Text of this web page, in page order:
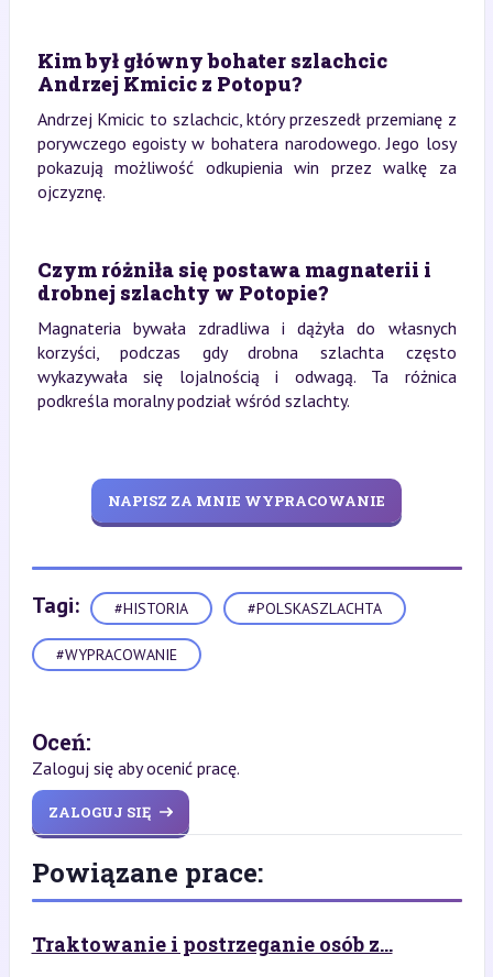
Kim był główny bohater szlachcic
Andrzej Kmicic z Potopu?
Andrzej Kmicic to szlachcic, który przeszedł przemianę z
porywczego egoisty w bohatera narodowego. Jego losy
pokazują możliwość odkupienia win przez walkę za
ojczyznę.
Czym różniła się postawa magnaterii i
drobnej szlachty w Potopie?
Magnateria bywała zdradliwa i dążyła do własnych
korzyści, podczas gdy drobna szlachta często
wykazywała się lojalnością i odwagą. Ta różnica
podkreśla moralny podział wśród szlachty.
NAPISZ ZA MNIE WYPRACOWANIE
Tagi: #HISTORIA #POLSKASZLACHTA
#WYPRACOWANIE
Oceń:
Zaloguj się aby ocenić pracę.
ZALOGUJ SIĘ
Powiązane prace:
Traktowanie i postrzeganie osób z...